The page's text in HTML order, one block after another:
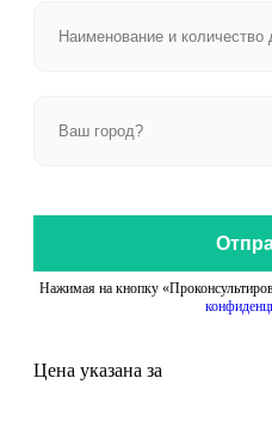
Нажимая на кнопку
Цена указана за